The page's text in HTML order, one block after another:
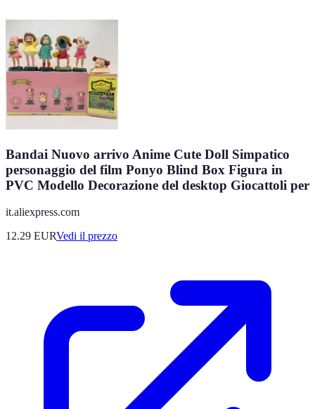
Bandai Nuovo arrivo Anime Cute Doll Simpatico
personaggio del film Ponyo Blind Box Figura in
PVC Modello Decorazione del desktop Giocattoli per
it.aliexpress.com
12.29 EURVedi il prezzo